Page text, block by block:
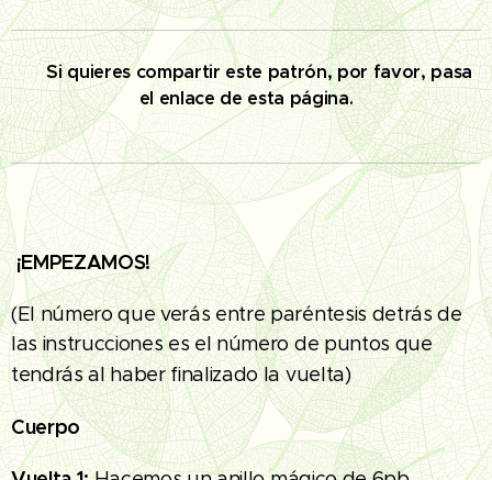
✅Si quieres compartir este patrón, por favor, pasa
el enlace de esta página.
¡EMPEZAMOS!
(El número que verás entre paréntesis detrás de
las instrucciones es el número de puntos que
tendrás al haber finalizado la vuelta)
Cuerpo